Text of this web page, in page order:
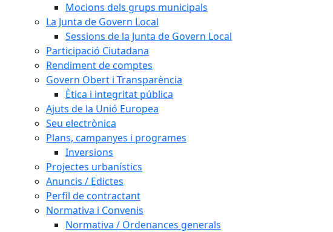
Mocions dels grups municipals
La Junta de Govern Local
Sessions de la Junta de Govern Local
Participació Ciutadana
Rendiment de comptes
Govern Obert i Transparència
Ètica i integritat pública
Ajuts de la Unió Europea
Seu electrònica
Plans, campanyes i programes
Inversions
Projectes urbanístics
Anuncis / Edictes
Perfil de contractant
Normativa i Convenis
Normativa / Ordenances generals